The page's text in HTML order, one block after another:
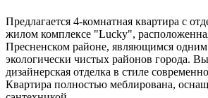
Предлагается 4-комнатная квартира с
жилом комплексе "Lucky",
Пресненском районе, являющимся
экологически чистых районов города.
дизайнерская отделка в стиле
Квартира полностью меблирована,